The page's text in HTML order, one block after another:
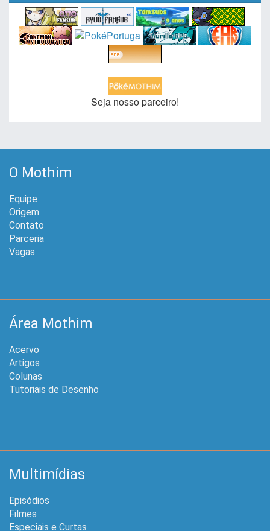
Seja nosso parceiro!
O Mothim
Equipe
Origem
Contato
Parceria
Vagas
Área Mothim
Acervo
Artigos
Colunas
Tutoriais de Desenho
Multimídias
Episódios
Filmes
Especiais e Curtas